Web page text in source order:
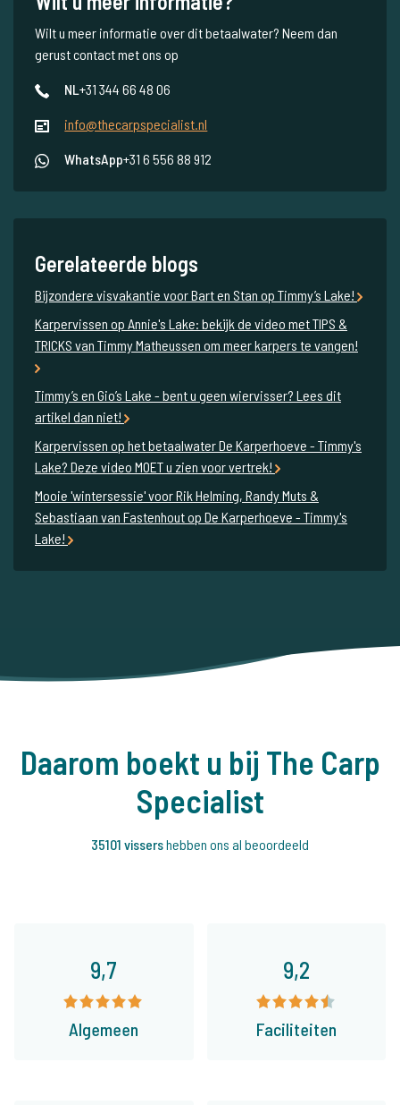
Wilt u meer informatie over dit betaalwater? Neem dan
gerust contact met ons op
NL+31 344 66 48 06
info@thecarpspecialist.nl
WhatsApp+31 6 556 88 912
Gerelateerde blogs
Bijzondere visvakantie voor Bart en Stan op Timmy’s Lake!
Karpervissen op Annie's Lake: bekijk de video met TIPS &
TRICKS van Timmy Matheussen om meer karpers te vangen!
Timmy’s en Gio’s Lake - bent u geen wiervisser? Lees dit
artikel dan niet!
Karpervissen op het betaalwater De Karperhoeve - Timmy's
Lake? Deze video MOET u zien voor vertrek!
Mooie 'wintersessie' voor Rik Helming, Randy Muts &
Sebastiaan van Fastenhout op De Karperhoeve - Timmy's
Lake!
Daarom boekt u bij The Carp
Specialist
35101 vissershebben ons al beoordeeld
9,7
Algemeen
9,2
Faciliteiten